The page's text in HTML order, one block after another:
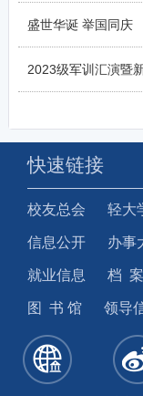
盛世华诞 举国同庆
2023级军训汇演暨
快速链接
校友总会 轻大
信息公开 办事
就业信息 档
图 书 馆 领导